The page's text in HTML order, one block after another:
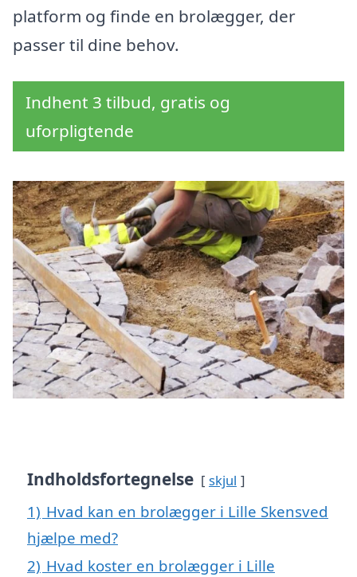
platform og finde en brolægger, der
passer til dine behov.
Indhent 3 tilbud, gratis og
uforpligtende
Indholdsfortegnelse skjul
1) Hvad kan en brolægger i Lille Skensved
hjælpe med?
2) Hvad koster en brolægger i Lille